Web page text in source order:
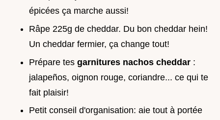
épicées ça marche aussi!
Râpe 225g de cheddar. Du bon cheddar hein!
Un cheddar fermier, ça change tout!
Prépare tes garnitures nachos cheddar :
jalapeños, oignon rouge, coriandre... ce qui te
fait plaisir!
Petit conseil d'organisation: aie tout à portée